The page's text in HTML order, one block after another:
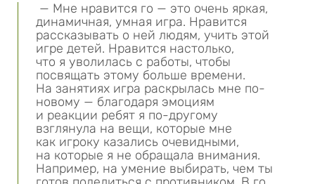
— Мне нравится го — это очень яркая,
динамичная, умная игра. Нравится
рассказывать о ней людям, учить этой
игре детей. Нравится настолько,
что я уволилась с работы, чтобы
посвящать этому больше времени.
На занятиях игра раскрылась мне по-
новому — благодаря эмоциям
и реакции ребят я по-другому
взглянула на вещи, которые мне
как игроку казались очевидными,
на которые я не обращала внимания.
Например, на умение выбирать, чем ты